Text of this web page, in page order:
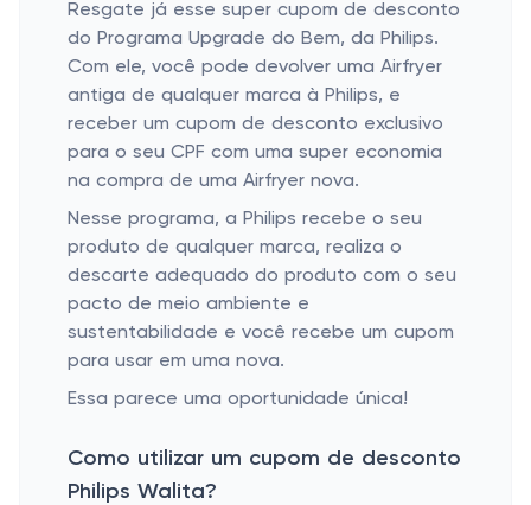
Resgate já esse super cupom de desconto
do Programa Upgrade do Bem, da Philips.
Com ele, você pode devolver uma Airfryer
antiga de qualquer marca à Philips, e
receber um cupom de desconto exclusivo
para o seu CPF com uma super economia
na compra de uma Airfryer nova.
Nesse programa, a Philips recebe o seu
produto de qualquer marca, realiza o
descarte adequado do produto com o seu
pacto de meio ambiente e
sustentabilidade e você recebe um cupom
para usar em uma nova.
Essa parece uma oportunidade única!
Como utilizar um cupom de desconto
Philips Walita?